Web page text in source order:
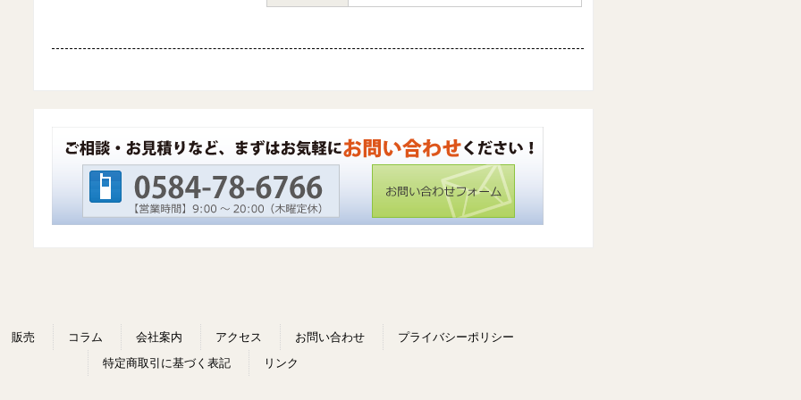
販売 コラム 会社案内 アクセス お問い合わせ
プライバシーポリシー
特定商取引に基づく表記
リンク